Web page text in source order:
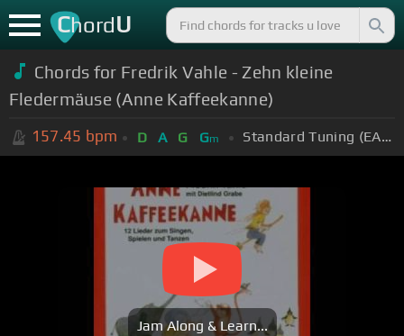
ChordU
Chords for Fredrik Vahle - Zehn kleine
Fledermäuse (Anne Kaffeekanne)
157.45 bpm D A G Gm Standard Tuning (EADGBE)
Jam Along & Learn...